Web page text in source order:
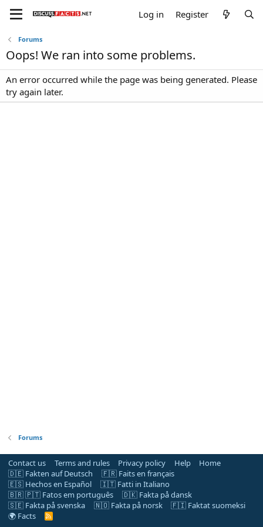
Log in Register
Forums
Oops! We ran into some problems.
An error occurred while the page was being generated. Please
try again later.
Forums
Contact us Terms and rules Privacy policy Help
Home
🇩🇪 Fakten auf Deutsch
🇫🇷 Faits en français
🇪🇸 Hechos en Español
🇮🇹 Fatti in Italiano
🇧🇷 🇵🇹 Fatos em português
🇩🇰 Fakta på dansk
🇸🇪 Fakta på svenska
🇳🇴 Fakta på norsk
🇫🇮 Faktat suomeksi
🌍 Facts
R